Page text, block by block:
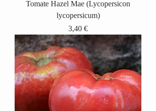
Tomate Hazel Mae (Lycopersicon
lycopersicum)
Prix
3,40 €